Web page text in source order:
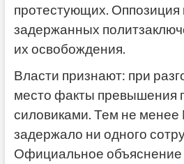
протестующих. Оппозиция
задержанных
их освобождения.
Власти признают: при
место факты превышения
силовиками. Тем не
задержало ни одного
Официальное объяснение